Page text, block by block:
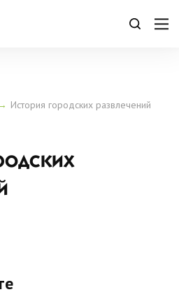
История городских развлечений